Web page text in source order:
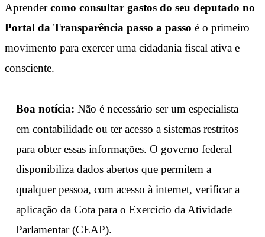
Aprendercomo consultar gastos do seu deputado no
Portal da Transparência passo a passo é o primeiro
movimento para exercer uma cidadania fiscal ativa e
consciente.
Boa notícia: Não é necessário ser um especialista
em contabilidade ou ter acesso a sistemas restritos
para obter essas informações. O governo federal
disponibiliza dados abertos que permitem a
qualquer pessoa, com acesso à internet, verificar a
aplicação da Cota para o Exercício da Atividade
Parlamentar (CEAP).